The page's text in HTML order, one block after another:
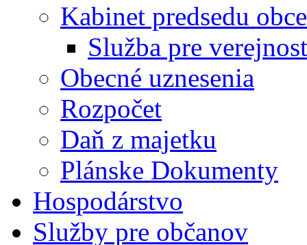
Kabinet predsedu obce
Služba pre
Obecné uznesenia
Rozpočet
Daň z majetku
Plánske Dokumenty
Hospodárstvo
Služby pre občanov